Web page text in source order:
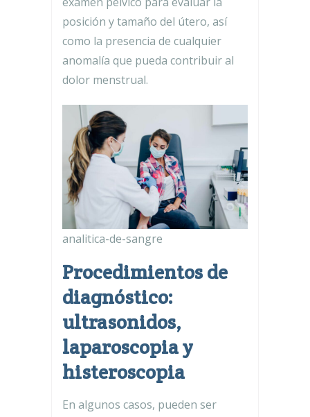
posición y tamaño del útero, así
como la presencia de cualquier
anomalía que pueda contribuir al
dolor menstrual.
analitica-de-sangre
Procedimientos de
diagnóstico:
ultrasonidos,
laparoscopia y
histeroscopia
En algunos casos, pueden ser